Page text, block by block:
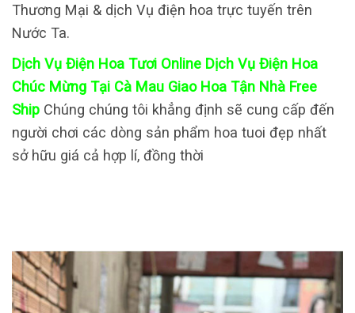
Thương Mại & dịch Vụ điện hoa trực tuyến trên
Nước Ta.
Dịch Vụ Điện Hoa Tươi Online Dịch Vụ Điện Hoa
Chúc Mừng Tại Cà Mau Giao Hoa Tận Nhà Free
Ship Chúng chúng tôi khẳng định sẽ cung cấp đến
người chơi các dòng sản phẩm hoa tuoi đẹp nhất
sở hữu giá cả hợp lí, đồng thời